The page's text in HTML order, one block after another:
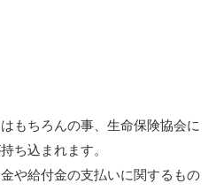
もちろんの事、生命保険協会に
ち込まれます。
や給付金の支払いに関するもの